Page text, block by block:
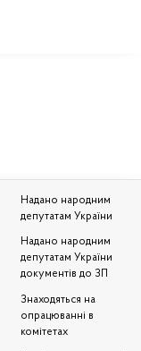
Надано народним
депутатам України
Надано народним
депутатам України
документів до ЗП
Знаходяться на
опрацюванні в
комітетах